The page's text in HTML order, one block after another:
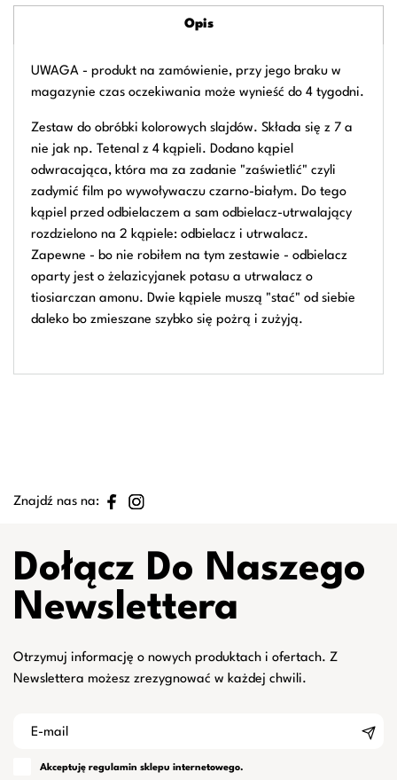
Opis
UWAGA - produkt na zamówienie, przy jego braku w
magazynie czas oczekiwania może wynieść do 4 tygodni.
Zestaw do obróbki kolorowych slajdów. Składa się z 7 a
nie jak np. Tetenal z 4 kąpieli. Dodano kąpiel
odwracająca, która ma za zadanie "zaświetlić" czyli
zadymić film po wywoływaczu czarno-białym. Do tego
kąpiel przed odbielaczem a sam odbielacz-utrwalający
rozdzielono na 2 kąpiele: odbielacz i utrwalacz.
Zapewne - bo nie robiłem na tym zestawie - odbielacz
oparty jest o żelazicyjanek potasu a utrwalacz o
tiosiarczan amonu. Dwie kąpiele muszą "stać" od siebie
daleko bo zmieszane szybko się pożrą i zużyją.
Znajdź nas na:
Dołącz Do Naszego
Newslettera
Otrzymuj informację o nowych produktach i ofertach. Z
Newslettera możesz zrezygnować w każdej chwili.
Akceptuję regulamin sklepu internetowego.